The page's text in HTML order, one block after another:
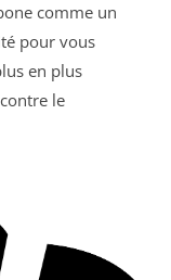
comme un
pour vous
en plus
le